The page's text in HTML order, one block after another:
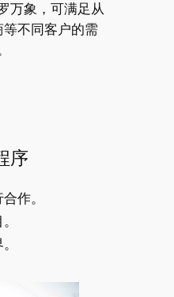
万象，可满足从
不同客户的需
序
作。